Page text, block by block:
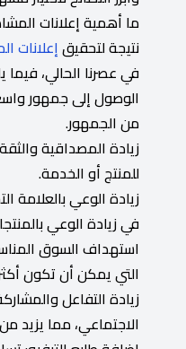
ما أهمية إعلانات
نتيجة لتحقيقإعلانات
في عصرنا الحالي،
الوصول إلى جمهور
من الجمهور.
زيادة المصداقية
للمنتج أو الخدمة.
زيادة الوعي بالعلامة
في زيادة الوعي
استهداف السوق
التي يمكن أن تكون
زيادة التفاعل
الاجتماعي، مما يزيد